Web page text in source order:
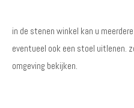
in de stenen winkel kan u
eventueel ook een stoel uitlenen.
omgeving bekijken.